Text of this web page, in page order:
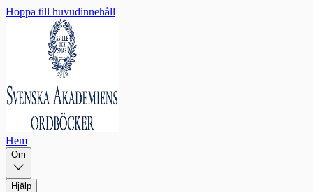
Hoppa till huvudinnehåll
Hem
Om
Hjälp